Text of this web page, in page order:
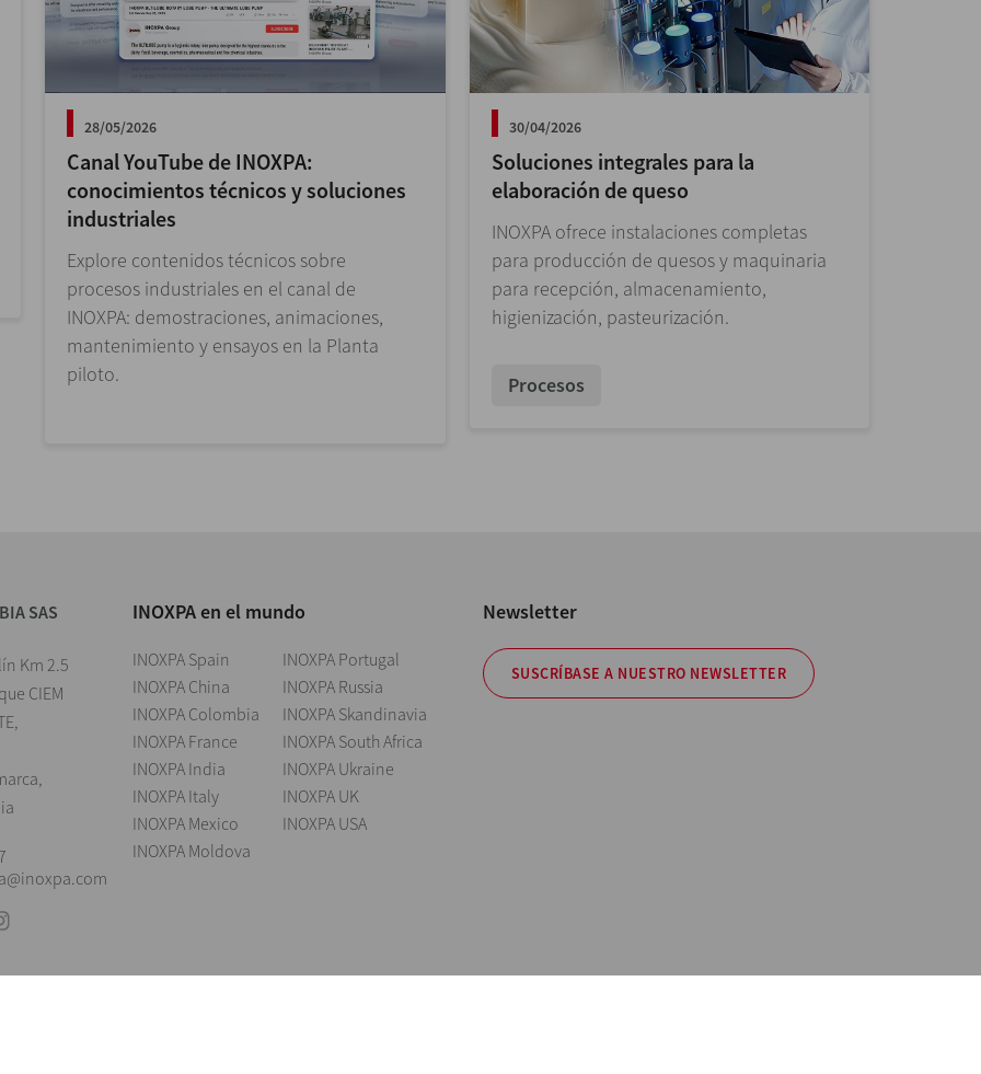
28/05/2026
Canal YouTube de INOXPA:
conocimientos técnicos y soluciones
industriales
Explore contenidos técnicos sobre
procesos industriales en el canal de
INOXPA: demostraciones, animaciones,
mantenimiento y ensayos en la Planta
piloto.
30/04/2026
Soluciones integrales para la
elaboración de queso
INOXPA ofrece instalaciones completas
para producción de quesos y maquinaria
para recepción, almacenamiento,
higienización, pasteurización.
Procesos
SAS
Km 2.5
CIEM
INOXPA en el mundo
INOXPA Spain
INOXPA China
INOXPA Colombia
INOXPA France
INOXPA India
INOXPA Italy
INOXPA Mexico
INOXPA Moldova
INOXPA Portugal
INOXPA Russia
INOXPA Skandinavia
INOXPA South Africa
INOXPA Ukraine
INOXPA UK
INOXPA USA
Newsletter
SUSCRÍBASE A NUESTRO NEWSLETTER